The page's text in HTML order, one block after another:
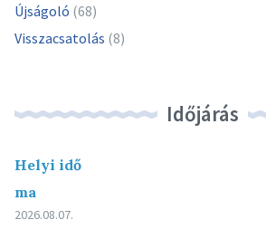
Újságoló (68)
Visszacsatolás (8)
Időjárás
Helyi idő
ma
2026.08.07.